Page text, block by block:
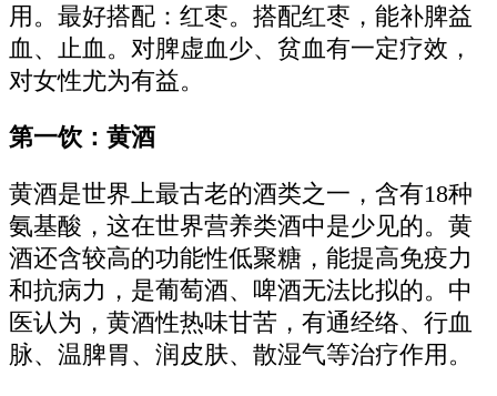
用。最好搭配：红枣。搭配红枣，能补脾益
血、止血。对脾虚血少、贫血有一定疗效，
对女性尤为有益。
第一饮：黄酒
黄酒是世界上最古老的酒类之一，含有18种
氨基酸，这在世界营养类酒中是少见的。黄
酒还含较高的功能性低聚糖，能提高免疫力
和抗病力，是葡萄酒、啤酒无法比拟的。中
医认为，黄酒性热味甘苦，有通经络、行血
脉、温脾胃、润皮肤、散湿气等治疗作用。